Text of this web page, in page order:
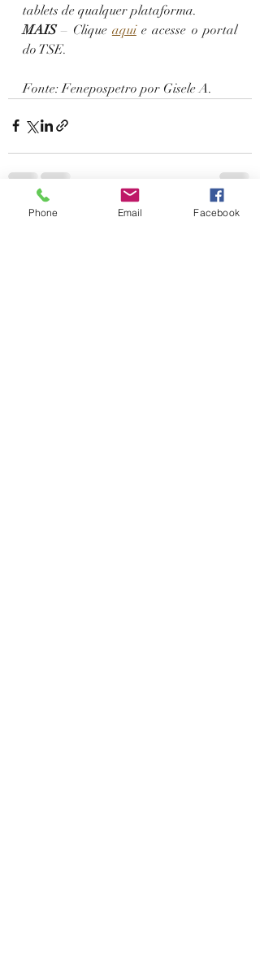
tablets de qualquer plataforma.
MAIS – Clique aqui e acesse o portal
do TSE.
Fonte: Fenepospetro por Gisele A.
Posts recentes Ver tudo
Phone Email Facebook